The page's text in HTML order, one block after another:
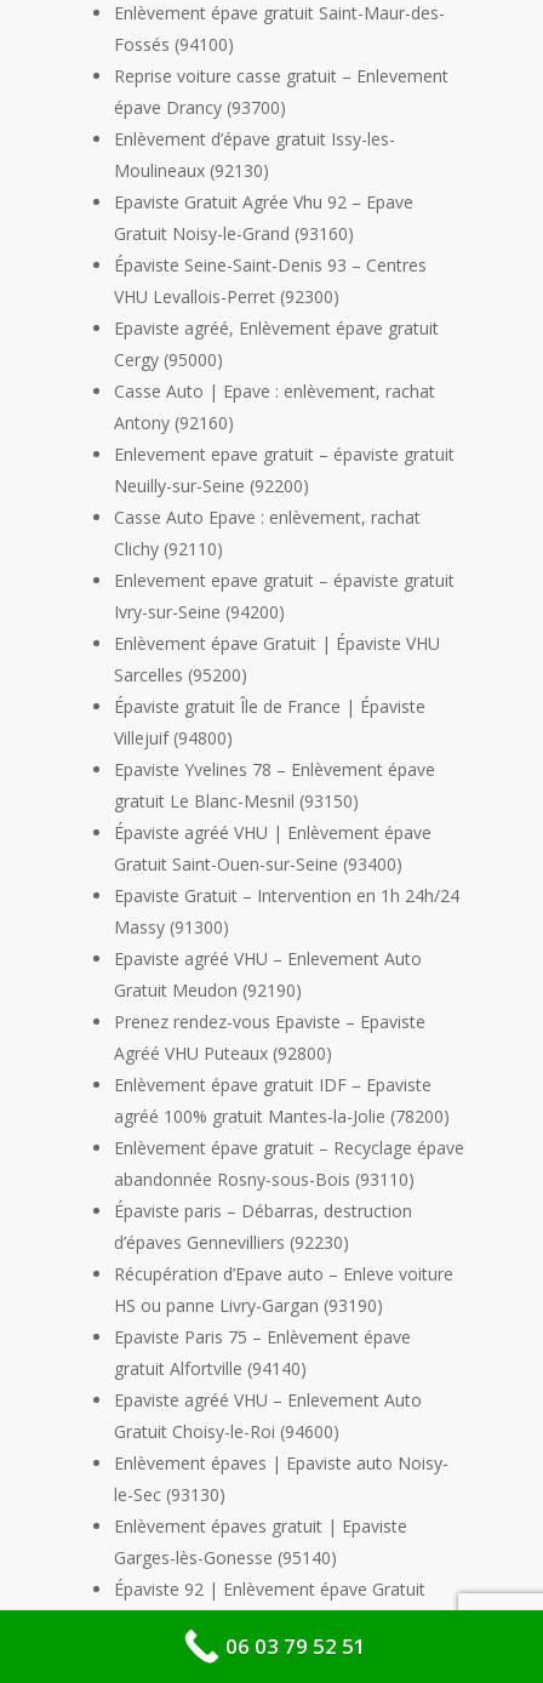
Enlèvement épave gratuit Saint-Maur-des-
Fossés (94100)
Reprise voiture casse gratuit – Enlevement
épave Drancy (93700)
Enlèvement d’épave gratuit Issy-les-
Moulineaux (92130)
Epaviste Gratuit Agrée Vhu 92 – Epave
Gratuit Noisy-le-Grand (93160)
Épaviste Seine-Saint-Denis 93 – Centres
VHU Levallois-Perret (92300)
Epaviste agréé, Enlèvement épave gratuit
Cergy (95000)
Casse Auto | Epave : enlèvement, rachat
Antony (92160)
Enlevement epave gratuit – épaviste gratuit
Neuilly-sur-Seine (92200)
Casse Auto Epave : enlèvement, rachat
Clichy (92110)
Enlevement epave gratuit – épaviste gratuit
Ivry-sur-Seine (94200)
Enlèvement épave Gratuit | Épaviste VHU
Sarcelles (95200)
Épaviste gratuit Île de France | Épaviste
Villejuif (94800)
Epaviste Yvelines 78 – Enlèvement épave
gratuit Le Blanc-Mesnil (93150)
Épaviste agréé VHU | Enlèvement épave
Gratuit Saint-Ouen-sur-Seine (93400)
Epaviste Gratuit – Intervention en 1h 24h/24
Massy (91300)
Epaviste agréé VHU – Enlevement Auto
Gratuit Meudon (92190)
Prenez rendez-vous Epaviste – Epaviste
Agréé VHU Puteaux (92800)
Enlèvement épave gratuit IDF – Epaviste
agréé 100% gratuit Mantes-la-Jolie (78200)
Enlèvement épave gratuit – Recyclage épave
abandonnée Rosny-sous-Bois (93110)
Épaviste paris – Débarras, destruction
d’épaves Gennevilliers (92230)
Récupération d’Epave auto – Enleve voiture
HS ou panne Livry-Gargan (93190)
Epaviste Paris 75 – Enlèvement épave
gratuit Alfortville (94140)
Epaviste agréé VHU – Enlevement Auto
Gratuit Choisy-le-Roi (94600)
Enlèvement épaves | Epaviste auto Noisy-
le-Sec (93130)
Enlèvement épaves gratuit | Epaviste
Garges-lès-Gonesse (95140)
Épaviste 92 | Enlèvement épave Gratuit
Enlèvement épave Gratuit | Epaviste agréé
06 03 79 52 51